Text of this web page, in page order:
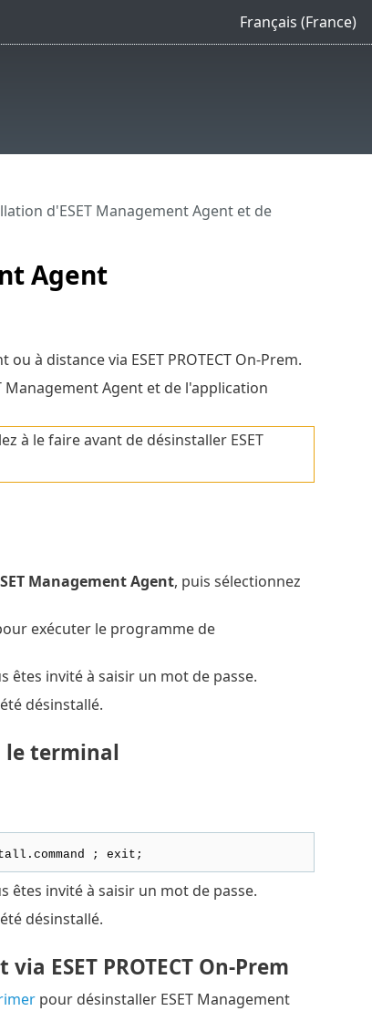
Français (France)
Agent
d'ESET Management Agent et de
à distance via ESET PROTECT On-Prem.
Agent et de l'application
à le faire avant de désinstaller ESET
Management Agent, puis sélectionnez
exécuter le programme de
êtes invité à saisir un mot de passe.
désinstallé.
le terminal
; exit;
êtes invité à saisir un mot de passe.
désinstallé.
ESET PROTECT On-Prem
pour désinstaller ESET Management